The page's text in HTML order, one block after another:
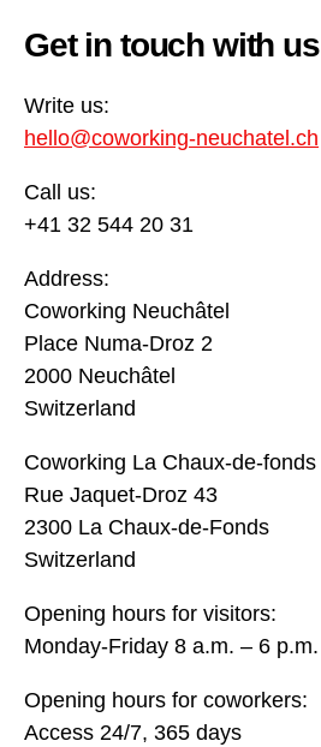
Get in touch with us
Write us:
hello@coworking-neuchatel.ch
Call us:
+41 32 544 20 31
Address:
Coworking Neuchâtel
Place Numa-Droz 2
2000 Neuchâtel
Switzerland
Coworking La Chaux-de-fonds
Rue Jaquet-Droz 43
2300 La Chaux-de-Fonds
Switzerland
Opening hours for visitors:
Monday-Friday 8 a.m. – 6 p.m.
Opening hours for coworkers:
Access 24/7, 365 days